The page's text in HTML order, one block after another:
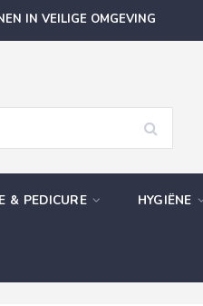
IN VEILIGE OMGEVING
& PEDICURE HYGIËNE